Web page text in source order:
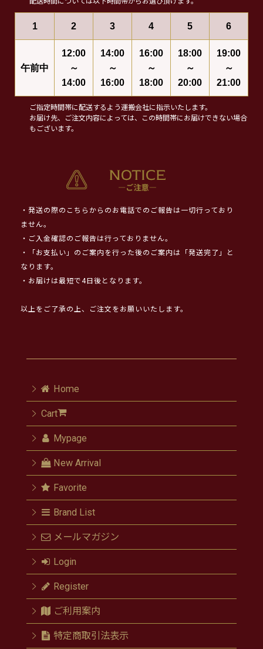
1 2 3 4 5 6
午前中
12:00
～
14:00
14:00
～
16:00
16:00
～
18:00
18:00
～
20:00
19:00
～
21:00
ご指定時間帯に配送するよう運搬会社に指示いたします。
お届け先、ご注文内容によっては、この時間帯にお届けできない場合
もございます。
・発送の際のこちらからのお電話でのご報告は一切行っており
ません。
・ご入金確認のご報告は行っておりません。
・「お支払い」のご案内を行った後のご案内は「発送完了」と
なります。
・お届けは最短で4日後となります。
以上をご了承の上、ご注文をお願いいたします。
Home
Cart
Mypage
New Arrival
Favorite
Brand List
メールマガジン
Login
Register
ご利用案内
特定商取引法表示